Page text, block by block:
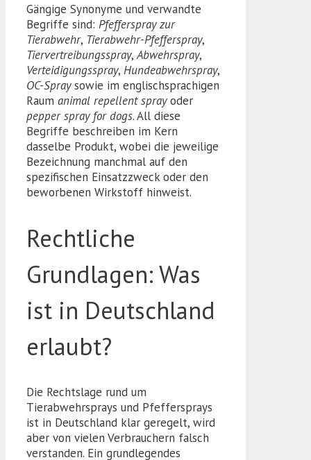
Gängige Synonyme und verwandte
Begriffe sind: Pfefferspray zur
Tierabwehr, Tierabwehr-Pfefferspray,
Tiervertreibungsspray,Abwehrspray,
Verteidigungsspray, Hundeabwehrspray,
OC-Spraysowie im englischsprachigen
Raum animal repellent sprayoder
pepper spray for dogs. All diese
Begriffe beschreiben im Kern
dasselbe Produkt, wobei die jeweilige
Bezeichnung manchmal auf den
spezifischen Einsatzzweck oder den
beworbenen Wirkstoff hinweist.
Rechtliche
Grundlagen: Was
ist in Deutschland
erlaubt?
Die Rechtslage rund um
Tierabwehrsprays und Pfeffersprays
ist in Deutschland klar geregelt, wird
aber von vielen Verbrauchern falsch
verstanden. Ein grundlegendes